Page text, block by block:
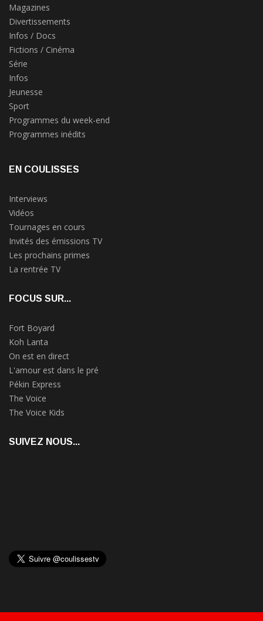
Magazines
Divertissements
Infos / Docs
Fictions / Cinéma
Série
Infos
Jeunesse
Sport
Programmes du week-end
Programmes inédits
EN COULISSES
Interviews
Vidéos
Tournages en cours
Invités des émissions TV
Les prochains primes
La rentrée TV
FOCUS SUR...
Fort Boyard
Koh Lanta
On est en direct
L'amour est dans le pré
Pékin Express
The Voice
The Voice Kids
SUIVEZ NOUS...